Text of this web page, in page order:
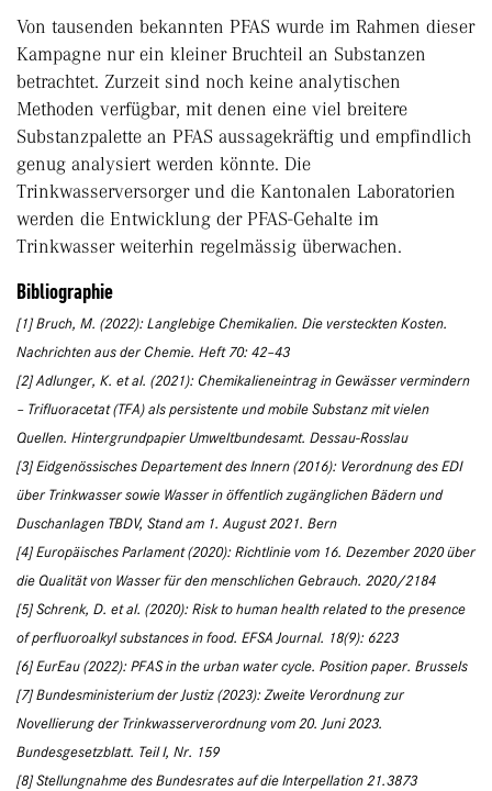
Von tausenden bekannten PFAS wurde im Rahmen dieser
Kampagne nur ein kleiner Bruchteil an Substanzen
betrachtet. Zurzeit sind noch keine analytischen
Methoden verfügbar, mit denen eine viel breitere
Substanzpalette an PFAS aussagekräftig und empfindlich
genug analysiert werden könnte. Die
Trinkwasserversorger und die Kantonalen Laboratorien
werden die Entwicklung der PFAS-Gehalte im
Trinkwasser weiterhin regelmässig überwachen.
Bibliographie
[1] Bruch, M. (2022): Langlebige Chemikalien. Die versteckten Kosten.
Nachrichten aus der Chemie. Heft 70: 42–43
[2] Adlunger, K. et al. (2021): Chemikalieneintrag in Gewässer vermindern
– Trifluoracetat (TFA) als persistente und mobile Substanz mit vielen
Quellen. Hintergrundpapier Umweltbundesamt. Dessau-Rosslau
[3] Eidgenössisches Departement des Innern (2016): Verordnung des EDI
über Trinkwasser sowie Wasser in öffentlich zugänglichen Bädern und
Duschanlagen TBDV, Stand am 1. August 2021. Bern
[4] Europäisches Parlament (2020): Richtlinie vom 16. Dezember 2020 über
die Qualität von Wasser für den menschlichen Gebrauch. 2020/2184
[5] Schrenk, D. et al. (2020): Risk to human health related to the presence
of perfluoroalkyl substances in food. EFSA Journal. 18(9): 6223
[6] EurEau (2022): PFAS in the urban water cycle. Position paper. Brussels
[7] Bundesministerium der Justiz (2023): Zweite Verordnung zur
Novellierung der Trinkwasserverordnung vom 20. Juni 2023.
Bundesgesetzblatt. Teil I, Nr. 159
[8] Stellungnahme des Bundesrates auf die Interpellation 21.3873